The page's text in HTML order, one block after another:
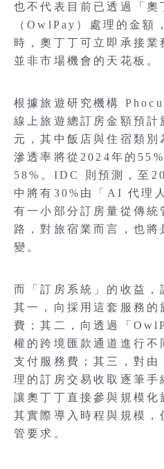
也不代表目前已透過「奧
（OwlPay）處理的金額
時，奧丁丁可立即承接業
並非市場機會的天花板。
根據旅遊研究機構
線上旅遊總訂房金額預
元，其中飯店與住宿類別
滲透率將從2024年的
58%。IDC 則預測，至
中將有30%由「AI 代理
有一小部分訂房量從傳
路，對旅宿業而言，也
變。
而「訂房系統」的收益，
其一，向採用這套服務的
費；其二，向透過「
權的跨境匯款通道進行不
支付服務費；其三，對
理的訂房交易收取逐筆手
讓奧丁丁直接參與規模化
其實際導入時程與規模，
管要求。